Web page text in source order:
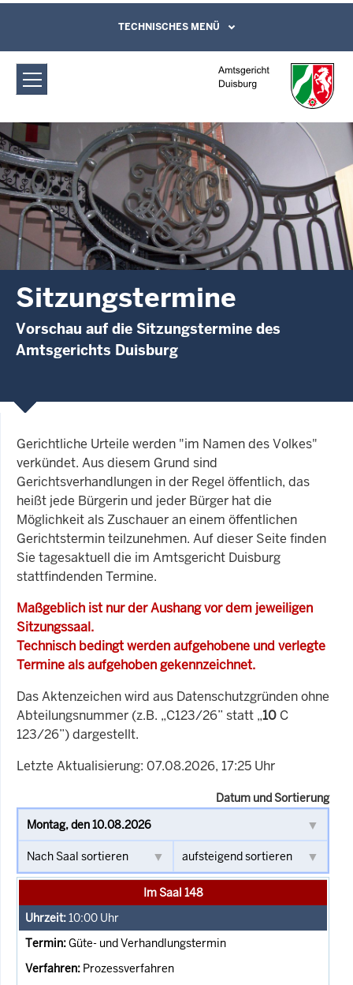
Amtsgericht Duisburg: Sitzungstermine
Direkt zum Inhalt
Leichte Sprache, Gebärdensprachenvideo
und Kontaktformular
TECHNISCHES MENÜ
Sitzungstermine
Vorschau auf die Sitzungstermine des
Amtsgerichts Duisburg
Gerichtliche Urteile werden "im Namen des Volkes"
verkündet. Aus diesem Grund sind
Gerichtsverhandlungen in der Regel öffentlich, das
heißt jede Bürgerin und jeder Bürger hat die
Möglichkeit als Zuschauer an einem öffentlichen
Gerichtstermin teilzunehmen. Auf dieser Seite finden
Sie tagesaktuell die im Amtsgericht Duisburg
stattfindenden Termine.
Maßgeblich ist nur der Aushang vor dem jeweiligen
Sitzungssaal.
Technisch bedingt werden aufgehobene und verlegte
Termine als aufgehoben gekennzeichnet.
Das Aktenzeichen wird aus Datenschutzgründen ohne
Abteilungsnummer (z.B. „C123/26” statt „10 C
123/26”) dargestellt.
Letzte Aktualisierung: 07.08.2026, 17:25 Uhr
Datum und Sortierung
Im Saal 148
10:00 Uhr
Güte- und Verhandlungstermin
Prozessverfahren